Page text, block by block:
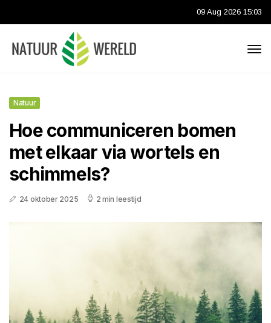
09 Aug 2026 15:03
Natuur
Hoe communiceren bomen
met elkaar via wortels en
schimmels?
24 oktober 2025 2 min leestijd